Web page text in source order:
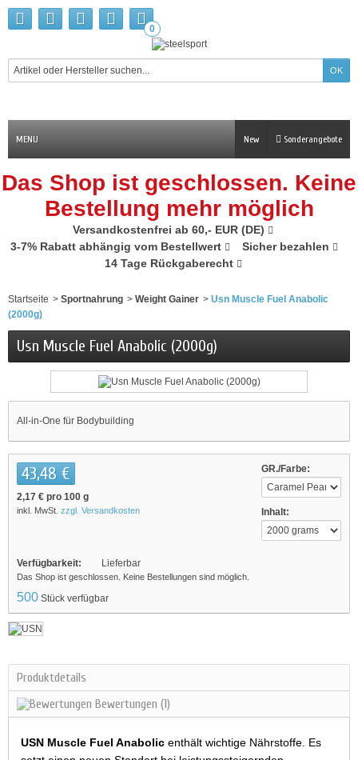
0
MENU Sonderangebote
New
Das Shop ist geschlossen. Keine
Bestellung mehr möglich
Versandkostenfrei ab 60,- EUR (DE)
3-7% Rabatt abhängig vom Bestellwert
Sicher bezahlen
14 Tage Rückgaberecht
Startseite > Sportnahrung > Weight Gainer > Usn Muscle Fuel Anabolic
(2000g)
Usn Muscle Fuel Anabolic (2000g)
All-in-One für Bodybuilding
GR./Farbe:
Inhalt:
43,48 €
2,17 € pro 100 g
inkl. MwSt. zzgl. Versandkosten
Verfügbarkeit: Lieferbar
Das Shop ist geschlossen. Keine Bestellungen sind möglich.
500 Stück verfügbar
Produktdetails
Bewertungen (1)
USN Muscle Fuel Anabolic enthält wichtige Nährstoffe. Es